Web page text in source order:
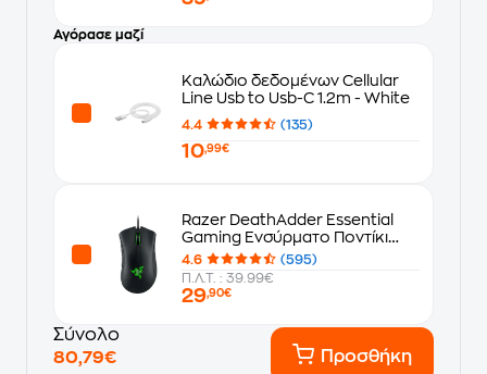
Αγόρασε μαζί
Καλώδιο δεδομένων Cellular
Line Usb to Usb-C 1.2m - White
4.4 (135)
10,99€
Razer DeathAdder Essential
Gaming Ενσύρματο Ποντίκι
Μαύρο
4.6
(595)
Π.Λ.Τ. : 39.99€
29,90€
Σύνολο
80,79€
Προσθήκη